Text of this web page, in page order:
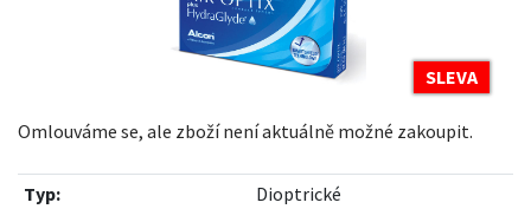
SLEVA
Omlouváme se, ale zboží není aktuálně možné zakoupit.
Typ:
Dioptrické